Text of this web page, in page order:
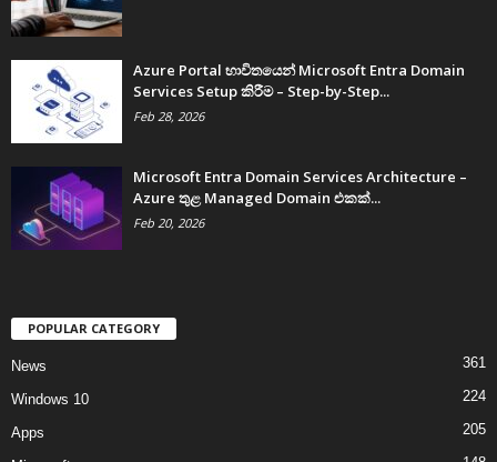
Azure Portal භාවිතයෙන් Microsoft Entra Domain
Services Setup කිරීම – Step-by-Step...
Feb 28, 2026
Microsoft Entra Domain Services Architecture –
Azure තුළ Managed Domain එකක්...
Feb 20, 2026
POPULAR CATEGORY
News 361
Windows 10 224
Apps 205